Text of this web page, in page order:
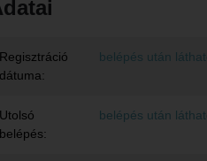
Regisztráció
dátuma:
belépés után
Utolsó
belépés:
belépés után